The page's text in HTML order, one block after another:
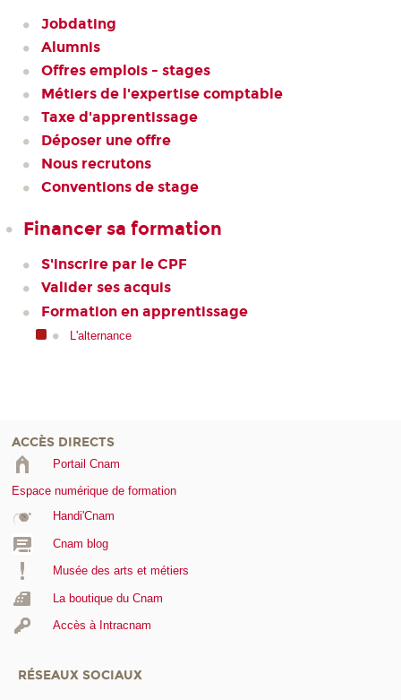
Jobdating
Alumnis
Offres emplois - stages
Métiers de l'expertise comptable
Taxe d'apprentissage
Déposer une offre
Nous recrutons
Conventions de stage
Financer sa formation
S'inscrire par le CPF
Valider ses acquis
Formation en apprentissage
L'alternance
ACCÈS DIRECTS
Portail Cnam
Espace numérique de formation
Handi'Cnam
Cnam blog
Musée des arts et métiers
La boutique du Cnam
Accès à Intracnam
RÉSEAUX SOCIAUX